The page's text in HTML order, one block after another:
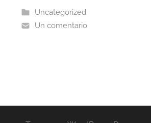
Uncategorized
Un comentario